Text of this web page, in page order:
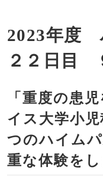
2023年度
２２日目
「重度の患
イス大学小
つのハイム
重な体験をし